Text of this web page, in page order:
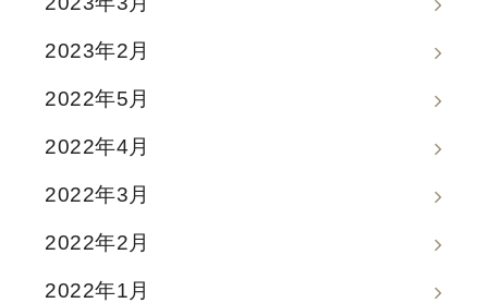
2023年2月
2022年5月
2022年4月
2022年3月
2022年2月
2022年1月